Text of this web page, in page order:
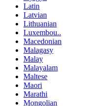
Latin
Latvian
Lithuanian
Luxembou..
Macedonian
Malagasy
Malay
Malayalam
Maltese
Maori
Marathi
Mongolian